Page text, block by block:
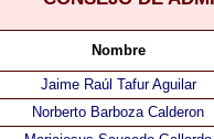
Nombre
Jaime Raúl Tafur Aguilar
Norberto Barboza Calderon